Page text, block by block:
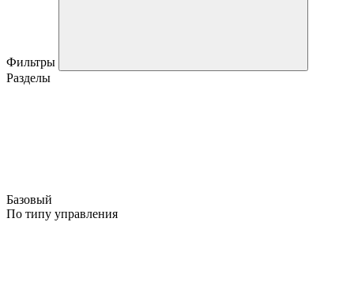
Фильтры
Разделы
Базовый
По типу управления